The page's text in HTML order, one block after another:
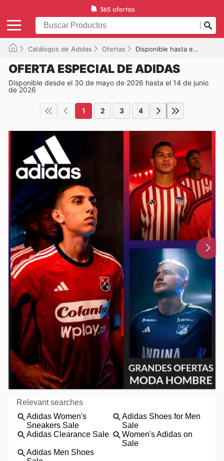
Catálogos de Adidas Ofertas Disponible hasta el 14/06/2026
OFERTA ESPECIAL DE ADIDAS
Disponible desde el 30 de mayo de 2026 hasta el 14 de junio
de 2026
1 2 3 4